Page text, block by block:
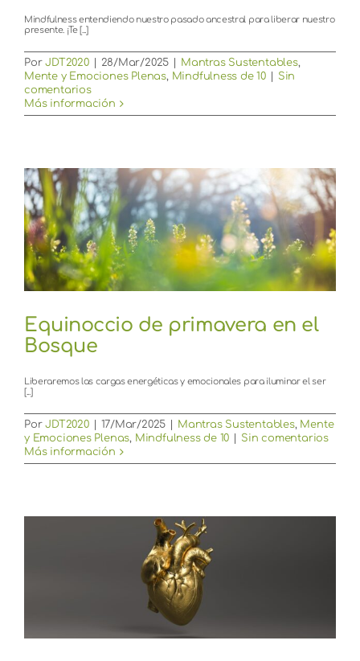
Mindfulness entendiendo nuestro pasado ancestral para liberar nuestro
presente. ¡Te [...]
PorJDT2020 28/Mar/2025 Mantras Sustentables,
Mente y Emociones Plenas, Mindfulness de 10
Sin
comentarios
Más información
Equinoccio de primavera en el
Bosque
Liberaremos las cargas energéticas y emocionales para iluminar el ser
[...]
PorJDT2020 17/Mar/2025 Mantras Sustentables, Mente
y Emociones Plenas, Mindfulness de 10
Sin comentarios
Más información